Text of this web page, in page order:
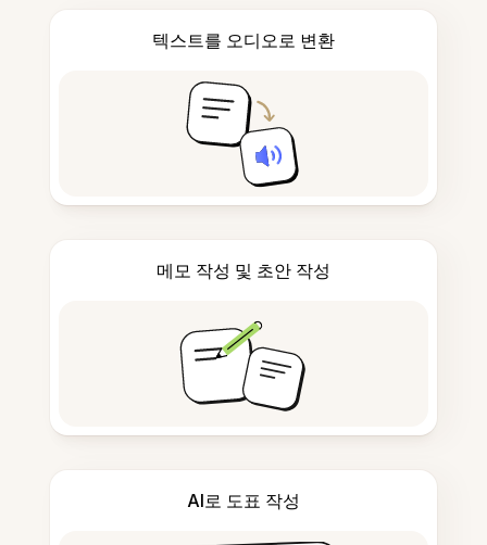
텍스트를 오디오로 변환
메모 작성 및 초안 작성
AI로 도표 작성